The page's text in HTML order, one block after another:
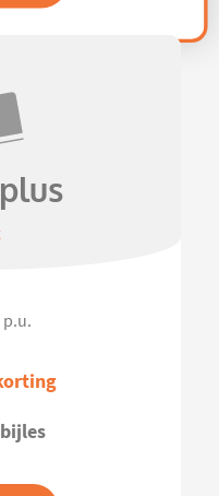
p.u.